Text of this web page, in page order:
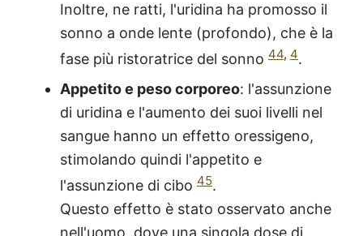
Inoltre, ne ratti, l'uridina ha promosso il
sonno a onde lente (profondo), che è la
fase più ristoratrice del sonno 44, 4.
Appetito e peso corporeo: l'assunzione
di uridina e l'aumento dei suoi livelli nel
sangue hanno un effetto oressigeno,
stimolando quindi l'appetito e
l'assunzione di cibo 45.
Questo effetto è stato osservato anche
nell'uomo, dove una singola dose di
X115®-
SCOPRI COME FUNZIONA